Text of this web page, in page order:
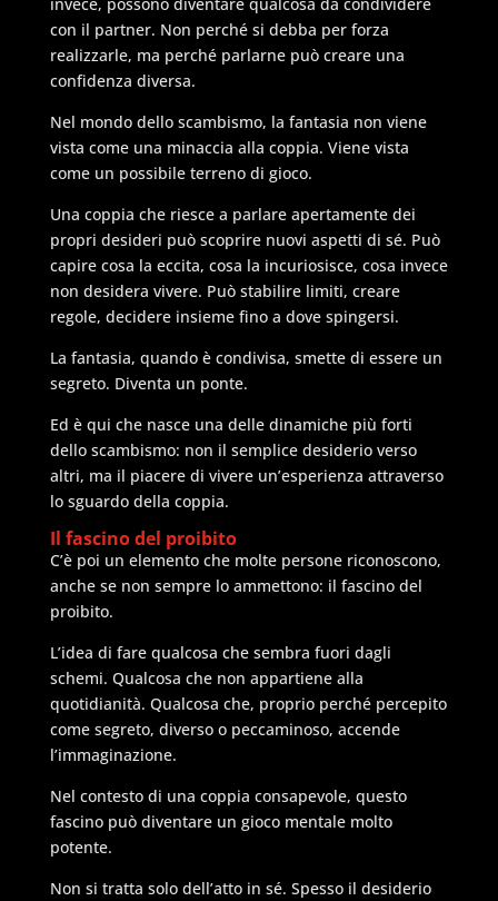
con il partner. Non perché si debba per forza
realizzarle, ma perché parlarne può creare una
confidenza diversa.
Nel mondo dello scambismo, la fantasia non viene
vista come una minaccia alla coppia. Viene vista
come un possibile terreno di gioco.
Una coppia che riesce a parlare apertamente dei
propri desideri può scoprire nuovi aspetti di sé. Può
capire cosa la eccita, cosa la incuriosisce, cosa invece
non desidera vivere. Può stabilire limiti, creare
regole, decidere insieme fino a dove spingersi.
La fantasia, quando è condivisa, smette di essere un
segreto. Diventa un ponte.
Ed è qui che nasce una delle dinamiche più forti
dello scambismo: non il semplice desiderio verso
altri, ma il piacere di vivere un’esperienza attraverso
lo sguardo della coppia.
Il fascino del proibito
C’è poi un elemento che molte persone riconoscono,
anche se non sempre lo ammettono: il fascino del
proibito.
L’idea di fare qualcosa che sembra fuori dagli
schemi. Qualcosa che non appartiene alla
quotidianità. Qualcosa che, proprio perché percepito
come segreto, diverso o peccaminoso, accende
l’immaginazione.
Nel contesto di una coppia consapevole, questo
fascino può diventare un gioco mentale molto
potente.
Non si tratta solo dell’atto in sé. Spesso il desiderio